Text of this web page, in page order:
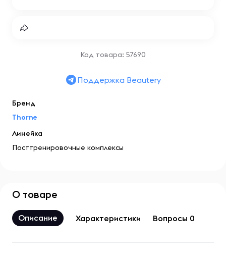
Код товара: 57690
Поддержка Beautery
Бренд
Thorne
Линейка
Посттренировочные комплексы
О товаре
Описание Характеристики Вопросы 0